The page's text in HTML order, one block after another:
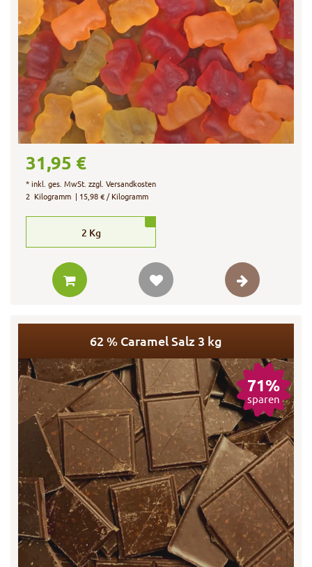
31,95 €
*inkl. ges. MwSt. zzgl.Versandkosten
2 Kilogramm | 15,98 € / Kilogramm
2 Kg
62 % Caramel Salz 3 kg
71%
sparen